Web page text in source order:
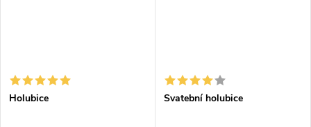
Holubice Svatební holubice